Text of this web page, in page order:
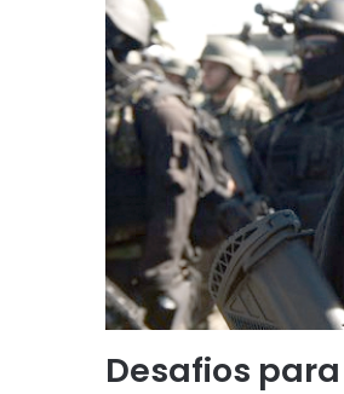
Desafios